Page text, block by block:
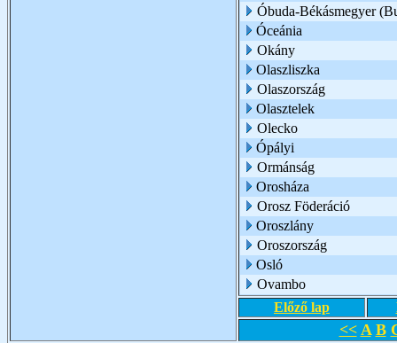
Óbuda-Békásmegyer
Óceánia
Okány
Olaszliszka
Olaszország
Olasztelek
Olecko
Ópályi
Ormánság
Orosháza
Orosz Föderáció
Oroszlány
Oroszország
Osló
Ovambo
Előző lap
<< A B